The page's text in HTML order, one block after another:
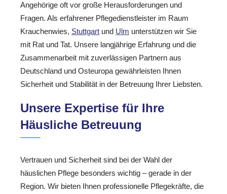
Angehörige oft vor große Herausforderungen und
Fragen. Als erfahrener Pflegedienstleister im Raum
Krauchenwies, Stuttgart und Ulm unterstützen wir Sie
mit Rat und Tat. Unsere langjährige Erfahrung und die
Zusammenarbeit mit zuverlässigen Partnern aus
Deutschland und Osteuropa gewährleisten Ihnen
Sicherheit und Stabilität in der Betreuung Ihrer Liebsten.
Unsere Expertise für Ihre
Häusliche Betreuung
Vertrauen und Sicherheit sind bei der Wahl der
häuslichen Pflege besonders wichtig – gerade in der
Region. Wir bieten Ihnen professionelle Pflegekräfte, die